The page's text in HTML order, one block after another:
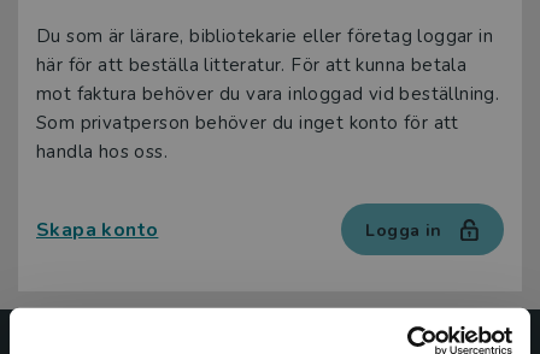
Du som är lärare, bibliotekarie eller företag loggar in
här för att beställa litteratur. För att kunna betala
mot faktura behöver du vara inloggad vid beställning.
Som privatperson behöver du inget konto för att
handla hos oss.
Skapa konto Logga in